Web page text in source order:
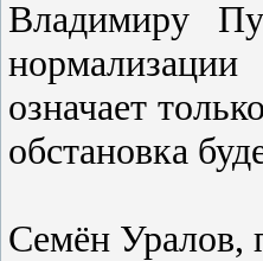
Владимиру
означает
обcтановка
Семён Уралов,